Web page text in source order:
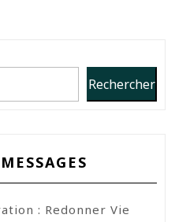
Rechercher
: Redonner Vie